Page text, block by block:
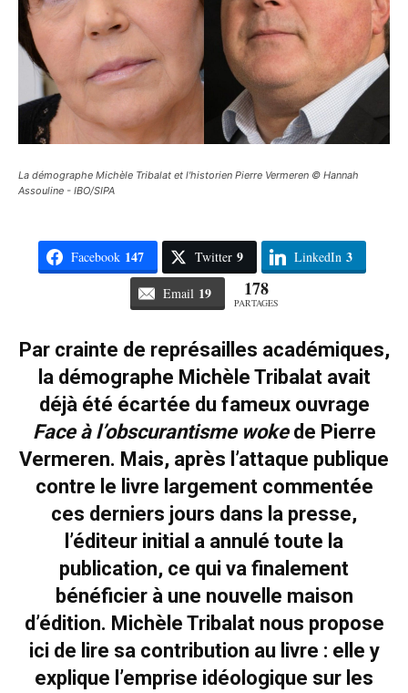
La démographe Michèle Tribalat et l'historien Pierre Vermeren © Hannah
Assouline - IBO/SIPA
Facebook 147 Twitter 9 LinkedIn 3
Email 19 178
PARTAGES
Par crainte de représailles académiques,
la démographe Michèle Tribalat avait
déjà été écartée du fameux ouvrage
Face à l’obscurantisme wokede Pierre
Vermeren. Mais, après l’attaque publique
contre le livre largement commentée
ces derniers jours dans la presse,
l’éditeur initial a annulé toute la
publication, ce qui va finalement
bénéficier à une nouvelle maison
d’édition. Michèle Tribalat nous propose
ici de lire sa contribution au livre : elle y
explique l’emprise idéologique sur les